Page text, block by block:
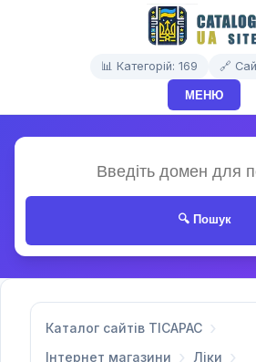
📊 Категорій: 169 🔗
МЕНЮ
🔍 Пошук
Каталог сайтів TICAPAC
Інтернет магазини
Ліки